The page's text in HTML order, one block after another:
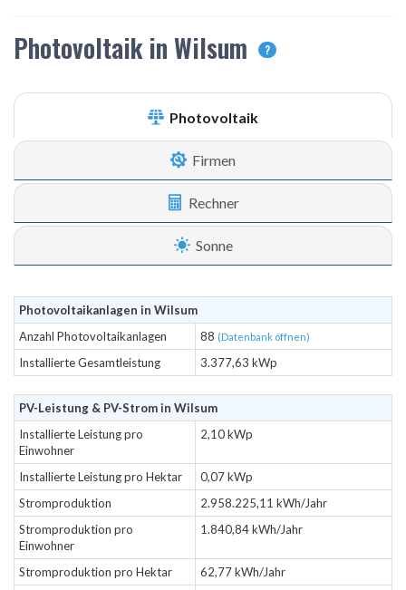
Photovoltaik in Wilsum ?
Photovoltaik
Firmen
Rechner
Sonne
Photovoltaikanlagen in Wilsum
Anzahl Photovoltaikanlagen
88 (Datenbank öffnen)
Installierte Gesamtleistung 3.377,63 kWp
PV-Leistung & PV-Strom in Wilsum
Installierte Leistung pro
Einwohner
2,10 kWp
Installierte Leistung pro Hektar
0,07 kWp
Stromproduktion
2.958.225,11 kWh/Jahr
Stromproduktion pro
Einwohner
1.840,84 kWh/Jahr
Stromproduktion pro Hektar
62,77 kWh/Jahr